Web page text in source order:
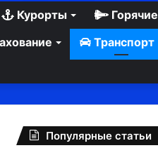
Курорты
Транспорт
Популярные статьи